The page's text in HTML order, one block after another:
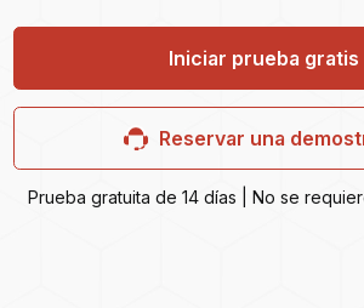
Iniciar prueba gratis
Reservar una
Prueba gratuita de 14 días | No se